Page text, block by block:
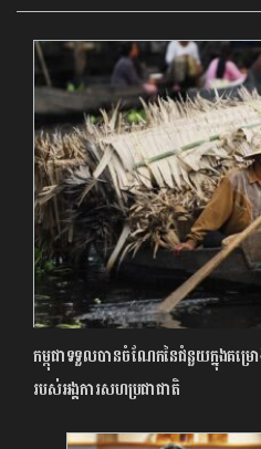
កម្ពុជាទទួលបានចំណែកនៃជំនួយក្នុងគម្រ
របស់អង្គការសហប្រជាជាតិ